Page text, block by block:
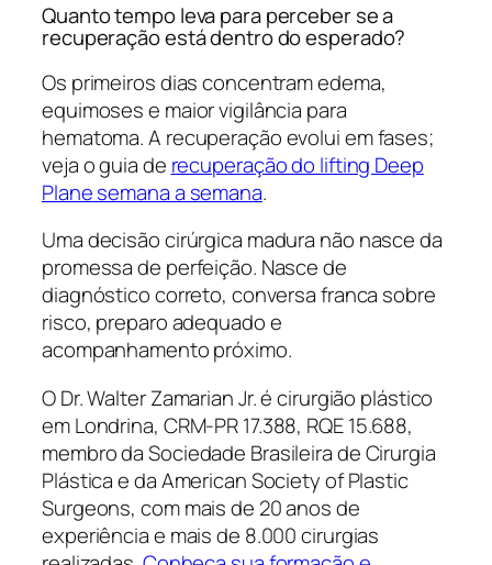
Quanto tempo leva para perceber se a
recuperação está dentro do esperado?
Os primeiros dias concentram edema,
equimoses e maior vigilância para
hematoma. A recuperação evolui em fases;
veja o guia de recuperação do lifting Deep
Plane semana a semana.
Uma decisão cirúrgica madura não nasce da
promessa de perfeição. Nasce de
diagnóstico correto, conversa franca sobre
risco, preparo adequado e
acompanhamento próximo.
O Dr. Walter Zamarian Jr. é cirurgião plástico
em Londrina, CRM-PR 17.388, RQE 15.688,
membro da Sociedade Brasileira de Cirurgia
Plástica e da American Society of Plastic
Surgeons, com mais de 20 anos de
experiência e mais de 8.000 cirurgias